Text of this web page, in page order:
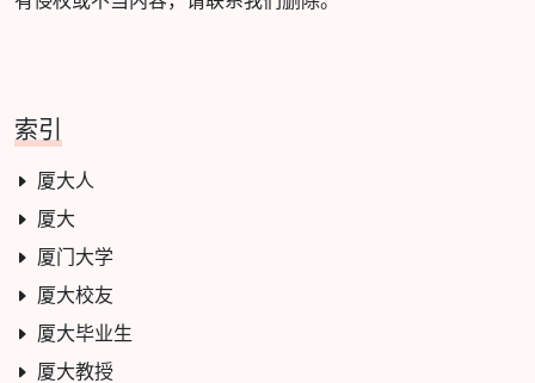
索引
厦大人
厦大
厦门大学
厦大校友
厦大毕业生
厦大教授